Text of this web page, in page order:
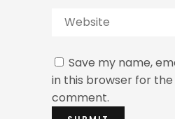
Save my name,
in this browser for
comment.